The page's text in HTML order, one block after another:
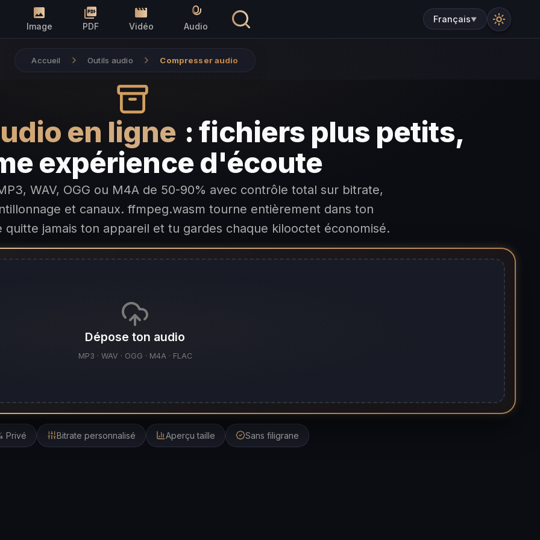
Image PDF Vidéo Audio
Français▼
Accueil Outils audio Compresser audio
en ligne : fichiers plus petits,
expérience d'écoute
WAV, OGG ou M4A de 50-90% avec contrôle total sur bitrate,
et canaux. ffmpeg.wasm tourne entièrement dans ton
quitte jamais ton appareil et tu gardes chaque kilooctet économisé.
Dépose ton audio
MP3 · WAV · OGG · M4A · FLAC
Privé Bitrate personnalisé Aperçu taille Sans filigrane